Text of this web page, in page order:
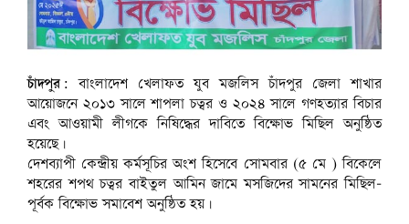
চাঁদপুর: বাংলাদেশ খেলাফত যুব মজলিস চাঁদপুর জেলা শাখার
আয়োজনে ২০১৩ সালে শাপলা চত্বর ও ২০২৪ সালে গণহত্যার বিচার
এবং আওয়ামী লীগকে নিষিদ্ধের দাবিতে বিক্ষোভ মিছিল অনুষ্ঠিত
হয়েছে।
দেশব্যাপী কেন্দ্রীয় কর্মসূচির অংশ হিসেবে সোমবার (৫ মে ) বিকেলে
শহরের শপথ চত্বর বাইতুল আমিন জামে মসজিদের সামনের মিছিল-
পূর্বক বিক্ষোভ সমাবেশ অনুষ্ঠিত হয়।